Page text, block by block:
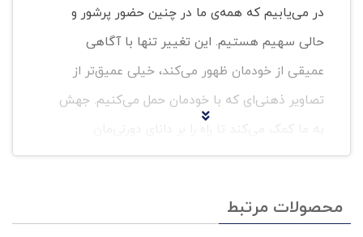
در می‌یابیم که همه‌ی ما در چنین حضور پرشور و
حالی سهیم هستیم. این تغییر تنها با آگاهی
عمیقی از خودمان ظهور می‌کند، خیلی عمیق‌تر از
تصاویر ذهنی‌ای که با خودمان حمل می‌کنیم. جهش
به ما کمک می‌کند تا راه را بر دانای دورنی‌مان
بگشاییم، دانایی که همواره خلاق است و از درون با
جهش در درون همه‌ی ما وجود دارد. و همیشه به یاد
محصولات مرتبط